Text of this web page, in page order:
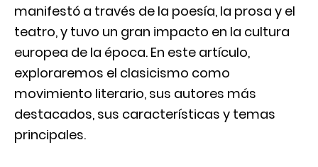
manifestó a través de la poesía, la prosa y el
teatro, y tuvo un gran impacto en la cultura
europea de la época. En este artículo,
exploraremos el clasicismo como
movimiento literario, sus autores más
destacados, sus características y temas
principales.